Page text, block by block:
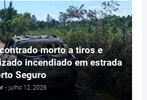
morto a tiros e
incendiado em estrada
Seguro
- julho 12, 2026